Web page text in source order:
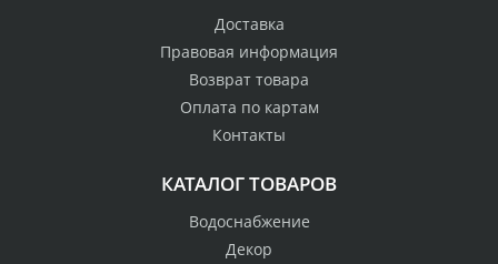
Доставка
Правовая информация
Возврат товара
Оплата по картам
Контакты
КАТАЛОГ ТОВАРОВ
Водоснабжение
Декор